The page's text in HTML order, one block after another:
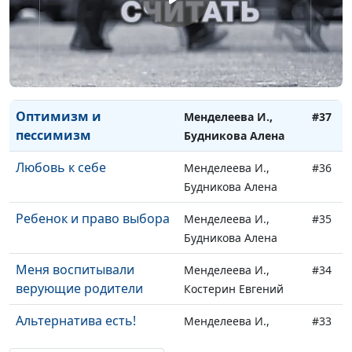
Дьячкова Людмила,
врач-нарколог
Право на ошибку
Менделеева И.,
Будникова Алена
#38
Оптимизм и
пессимизм
Менделеева И.,
Будникова Алена
#37
Любовь к себе
Менделеева И.,
Будникова Алена
#36
Ребенок и право выбора
Менделеева И.,
Будникова Алена
#35
Меня воспитывали
верующие родители
Менделеева И.,
Костерин Евгений
#34
Альтернатива есть!
Менделеева И.,
#33